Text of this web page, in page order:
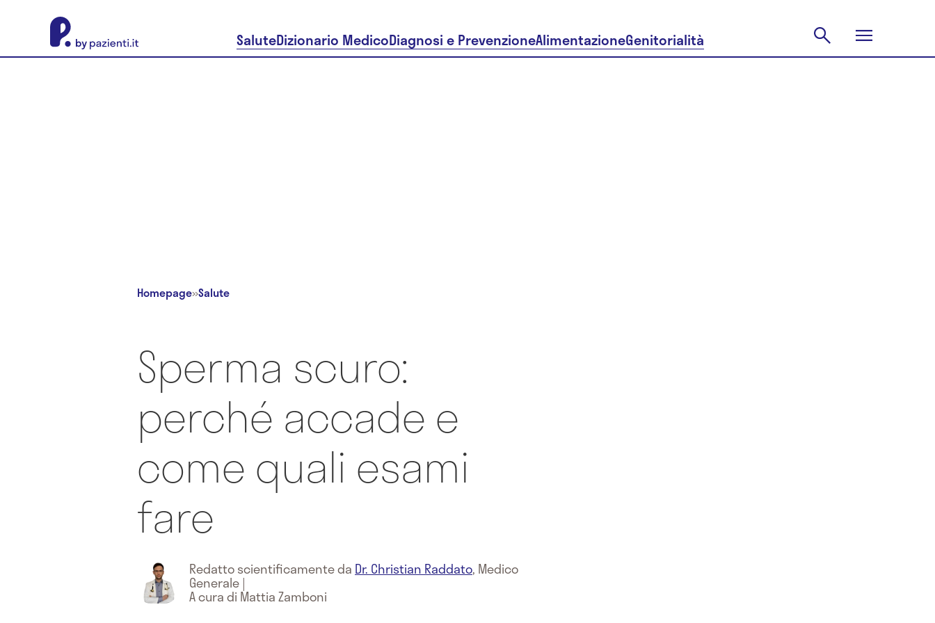
SaluteDizionario MedicoDiagnosi e PrevenzioneAlimentazioneGenitorialità
Homepage»Salute
Sperma scuro:
perché accade e
come quali esami
fare
Redatto scientificamente da Dr. Christian Raddato, Medico
Generale|
A cura di Mattia Zamboni